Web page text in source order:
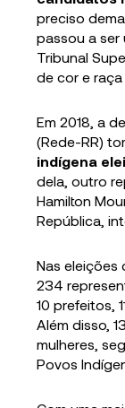
preciso
passou a ser
Tribunal
de cor e
Em 2018, a
(Rede-RR)
indígena
dela, outro
Hamilton
República,
Nas eleições
234
10 prefeitos,
Além disso,
mulheres,
Povos